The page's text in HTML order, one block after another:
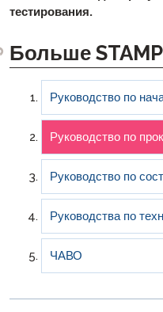
тестирования.
Больше
Руководство по
Руководство по
Руководство по
Руководства по
ЧАВО